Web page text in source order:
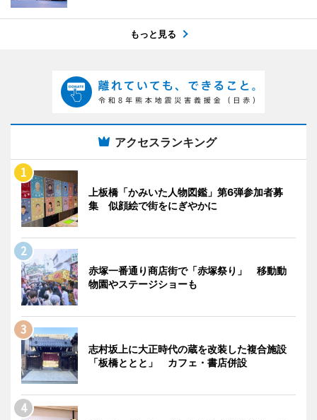
もっと見る
アクセスランキング
上板橋「かみいた人物図鑑」第6弾参加者募
集 似顔絵で街をにぎやかに
赤塚一番通り商店街で「赤塚祭り」 移動動
物園やステージショーも
志村坂上に大正時代の蔵を改装した複合施設
「板橋ととと」 カフェ・書店併設